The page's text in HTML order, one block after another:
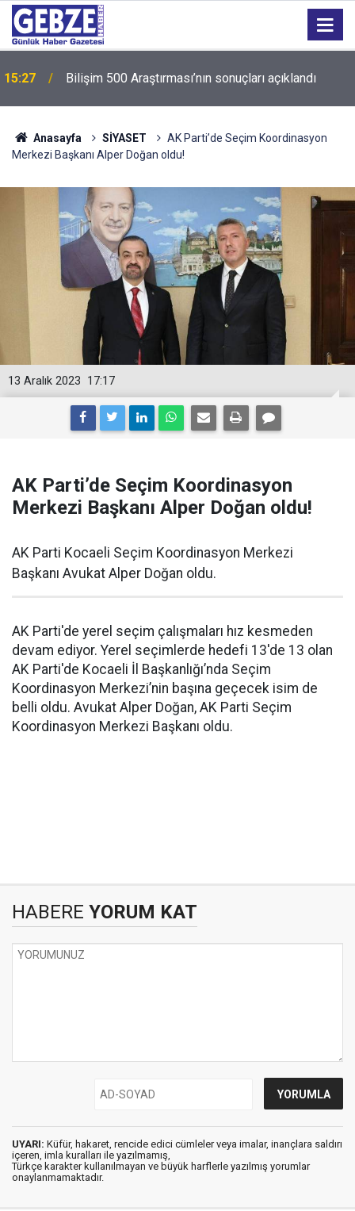
15:27 Bilişim 500 Araştırması’nın sonuçları açıklandı
Anasayfa SİYASET
AK Parti’de Seçim Koordinasyon
Merkezi Başkanı Alper Doğan oldu!
17:17
13 Aralık 2023
AK Parti’de Seçim Koordinasyon
Merkezi Başkanı Alper Doğan oldu!
AK Parti Kocaeli Seçim Koordinasyon Merkezi
Başkanı Avukat Alper Doğan oldu.
AK Parti'de yerel seçim çalışmaları hız kesmeden
devam ediyor. Yerel seçimlerde hedefi 13'de 13 olan
AK Parti'de Kocaeli İl Başkanlığı’nda Seçim
Koordinasyon Merkezi’nin başına geçecek isim de
belli oldu. Avukat Alper Doğan, AK Parti Seçim
Koordinasyon Merkezi Başkanı oldu.
HABERE YORUM KAT
UYARI: Küfür, hakaret, rencide edici cümleler veya imalar, inançlara saldırı
içeren, imla kuralları ile yazılmamış,
Türkçe karakter kullanılmayan ve büyük harflerle yazılmış yorumlar
onaylanmamaktadır.